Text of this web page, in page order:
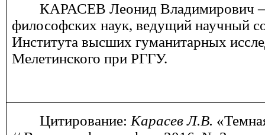
КАРАСЕВ Леонид Владимирович
философских наук, ведущий научный
Института высших гуманитарных
Мелетинского при РГГУ.
Цитирование: Карасев Л.В.